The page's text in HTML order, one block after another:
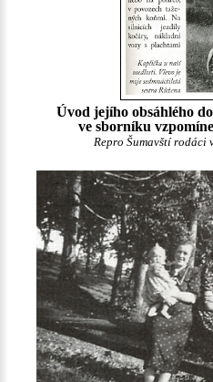
Úvod jejího obsáhlého
ve sborníku
Repro Šumavští rodáci